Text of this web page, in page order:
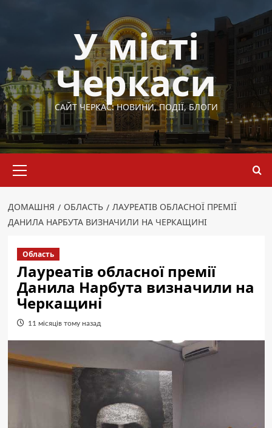
У місті
Черкаси
САЙТ ЧЕРКАС: НОВИНИ, ПОДІЇ, БЛОГИ
меню
ДОМАШНЯ ОБЛАСТЬ
ЛАУРЕАТІВ ОБЛАСНОЇ ПРЕМІЇ
ДАНИЛА НАРБУТА ВИЗНАЧИЛИ НА ЧЕРКАЩИНІ
Область
Лауреатів обласної премії
Данила Нарбута визначили на
Черкащині
11 місяців тому назад